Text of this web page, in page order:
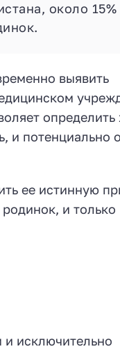
около 15%
выявить
определить
и потенциально
ее истинную
и только
исключительно